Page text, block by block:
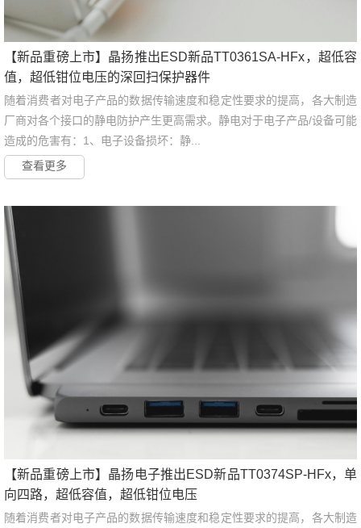
【新品重磅上市】晶扬推出ESD新品TT0361SA-HFx，超低容
值，超低钳位电压的深回扫保护器件
随着消费者对电子产品的数据传输速度和稳定性要求的提高，各大制造
厂商对各个接口的静电防护产生更高需求。静电对于电子产品/设备可能
造成的危害有：1、电子设备损坏：静...
查看更多
【新品重磅上市】晶扬电子推出ESD新品TT0374SP-HFx，单
向四路，超低容值，超低钳位电压
随着消费者对电子产品的数据传输速度和稳定性要求的提高，各大制造